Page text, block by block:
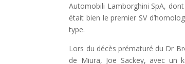
Automobili Lamborghini SpA,
était bien le premier SV
type.
Lors du décès prématuré du Dr
de Miura, Joe Sackey, avec un